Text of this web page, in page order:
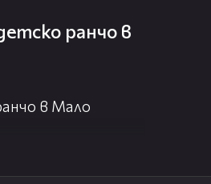
ранчо в
в Мало